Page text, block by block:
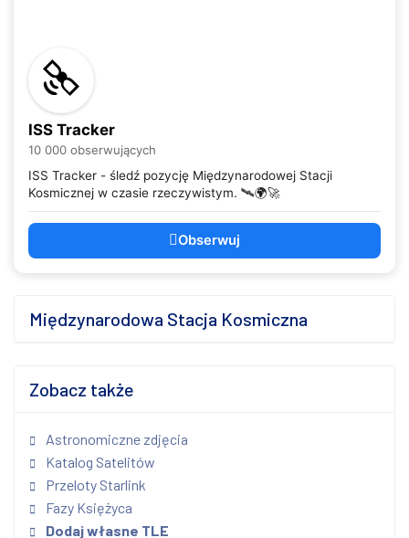
ISS Tracker
10 000 obserwujących
ISS Tracker - śledź pozycję Międzynarodowej Stacji
Kosmicznej w czasie rzeczywistym. 🛰️🌍🚀
Obserwuj
Międzynarodowa Stacja Kosmiczna
Zobacz także
Astronomiczne zdjęcia
Katalog Satelitów
Przeloty Starlink
Fazy Księżyca
Dodaj własne TLE